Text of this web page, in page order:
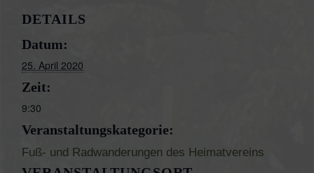
DETAILS
Datum:
25. April 2020
Zeit:
9:30
Veranstaltungskategorie:
Fuß- und Radwanderungen des Heimatvereins